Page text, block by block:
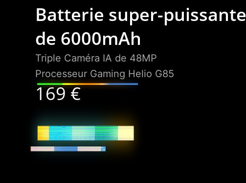
Batterie super-puissante
de 6000mAh
Triple Caméra IA de 48MP
Processeur Gaming Helio G85
169 €